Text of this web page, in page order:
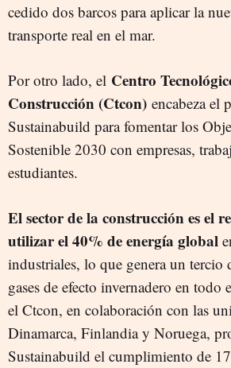
cedido dos barcos para aplicar la
transporte real en el mar.
Por otro lado, el Centro
Construcción (Ctcon) encabeza el
Sustainabuild para fomentar los
Sostenible 2030 con empresas,
estudiantes.
El sector de la construcción es el
utilizar el 40% de energía global
industriales, lo que genera un tercio
gases de efecto invernadero en
el Ctcon, en colaboración con las
Dinamarca, Finlandia y Noruega,
Sustainabuild el cumplimiento de